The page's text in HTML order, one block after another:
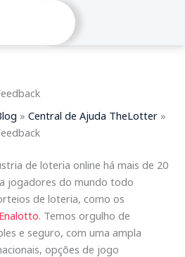
» Central de Ajuda TheLotter »
de loteria online há mais de 20
jogadores do mundo todo
de loteria, como os
. Temos orgulho de
e seguro, com uma ampla
opções de jogo